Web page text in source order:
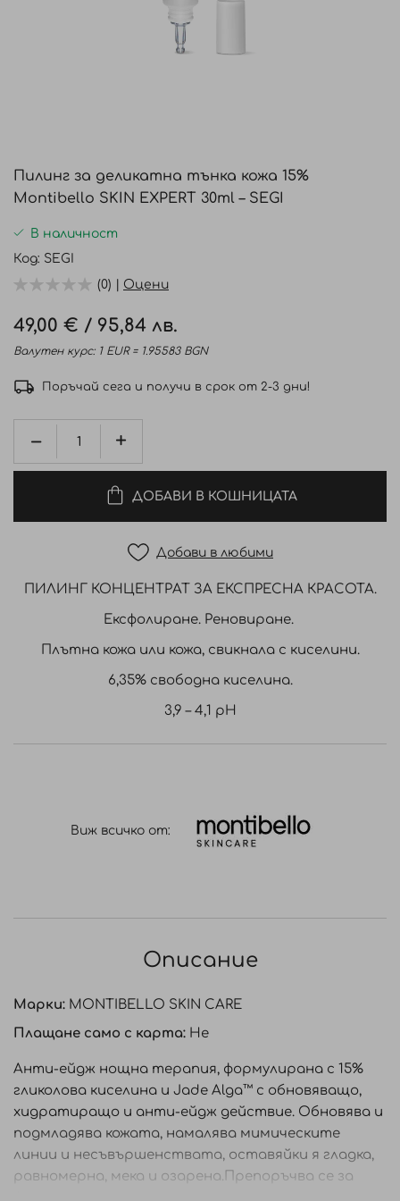
началото
на
галерия
със
Пилинг за деликатна тънка кожа 15%
Montibello SKIN EXPERT 30ml – SEGI
В наличност
Код SEGI
(0) | Оцени
49,00 € / 95,84 лв.
Валутен курс: 1 EUR = 1.95583 BGN
Поръчай сега и получи в срок от 2-3 дни!
ДОБАВИ В КОШНИЦАТА
Добави в любими
ПИЛИНГ КОНЦЕНТРАТ ЗА ЕКСПРЕСНА КРАСОТА.
Ексфолиране. Реновиране.
Плътна кожа или кожа, свикнала с киселини.
6,35% свободна киселина.
3,9 – 4,1 pH
Виж всичко от:
Описание
Марки: MONTIBELLO SKIN CARE
Плащане само с карта: Не
Анти-ейдж нощна терапия, формулирана с 15%
гликолова киселина и Jade Alga™ с обновяващо,
хидратиращо и анти-ейдж действие. Обновява и
подмладява кожата, намалява мимическите
линии и несъвършенствата, оставяйки я гладка,
равномерна, мека и озарена.Препоръчва се за